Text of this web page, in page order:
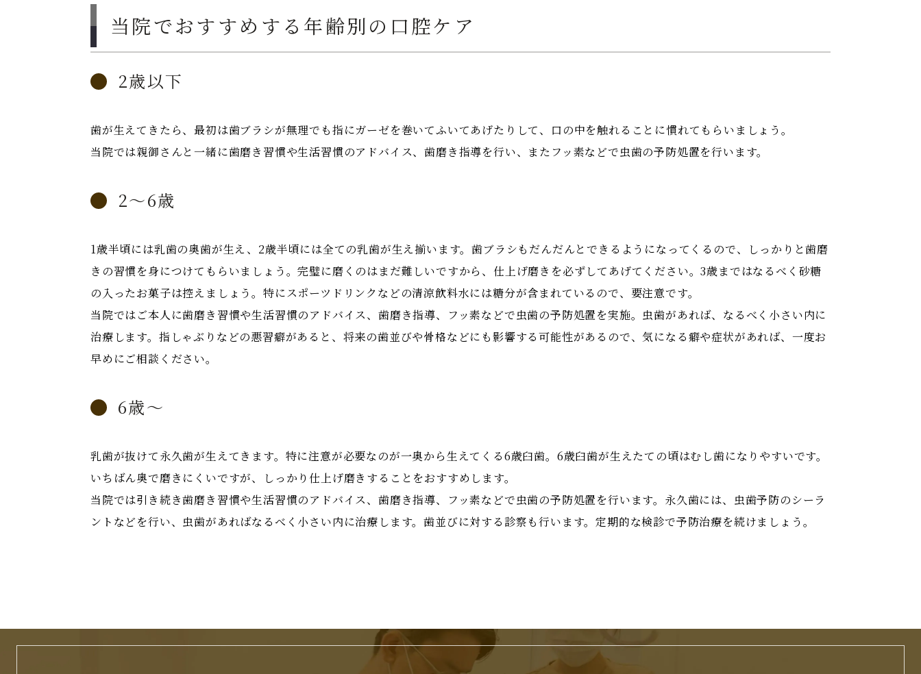
当院でおすすめする年齢別の口腔ケア
2歳以下
歯が生えてきたら、最初は歯ブラシが無理でも指にガーゼを巻いてふいてあげたりして、口の中を触れることに慣れてもらいましょう。
当院では親御さんと一緒に歯磨き習慣や生活習慣のアドバイス、歯磨き指導を行い、またフッ素などで虫歯の予防処置を行います。
2～6歳
1歳半頃には乳歯の奥歯が生え、2歳半頃には全ての乳歯が生え揃います。歯ブラシもだんだんとできるようになってくるので、しっかりと歯磨
きの習慣を身につけてもらいましょう。完璧に磨くのはまだ難しいですから、仕上げ磨きを必ずしてあげてください。3歳まではなるべく砂糖
の入ったお菓子は控えましょう。特にスポーツドリンクなどの清涼飲料水には糖分が含まれているので、要注意です。
当院ではご本人に歯磨き習慣や生活習慣のアドバイス、歯磨き指導、フッ素などで虫歯の予防処置を実施。虫歯があれば、なるべく小さい内に
治療します。指しゃぶりなどの悪習癖があると、将来の歯並びや骨格などにも影響する可能性があるので、気になる癖や症状があれば、一度お
早めにご相談ください。
6歳～
乳歯が抜けて永久歯が生えてきます。特に注意が必要なのが一奥から生えてくる6歳臼歯。6歳臼歯が生えたての頃はむし歯になりやすいです。
いちばん奥で磨きにくいですが、しっかり仕上げ磨きすることをおすすめします。
当院では引き続き歯磨き習慣や生活習慣のアドバイス、歯磨き指導、フッ素などで虫歯の予防処置を行います。永久歯には、虫歯予防のシーラ
ントなどを行い、虫歯があればなるべく小さい内に治療します。歯並びに対する診察も行います。定期的な検診で予防治療を続けましょう。